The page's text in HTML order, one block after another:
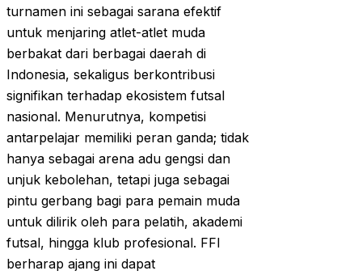
turnamen ini sebagai sarana efektif
untuk menjaring atlet-atlet muda
berbakat dari berbagai daerah di
Indonesia, sekaligus berkontribusi
signifikan terhadap ekosistem futsal
nasional. Menurutnya, kompetisi
antarpelajar memiliki peran ganda; tidak
hanya sebagai arena adu gengsi dan
unjuk kebolehan, tetapi juga sebagai
pintu gerbang bagi para pemain muda
untuk dilirik oleh para pelatih, akademi
futsal, hingga klub profesional. FFI
berharap ajang ini dapat